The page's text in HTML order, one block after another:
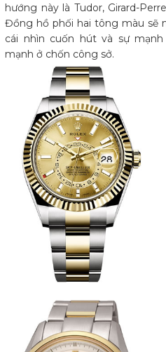
hướng này là Tudor, Girard-
Đồng hồ phối hai tông màu sẽ
cái nhìn cuốn hút và sự
mạnh ở chốn công sở.